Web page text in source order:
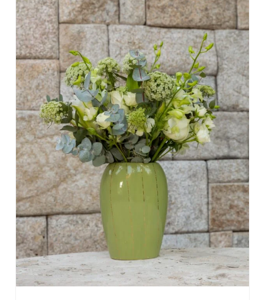
DETALHES